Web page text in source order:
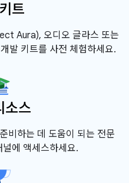
트
Aura), 오디오 글라스 또는
발 키트를 사전 체험하세요.
소스
비하는 데 도움이 되는 전문
에 액세스하세요.